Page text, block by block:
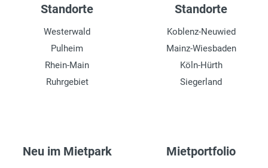
Standorte
Westerwald
Pulheim
Rhein-Main
Ruhrgebiet
Standorte
Koblenz-Neuwied
Mainz-Wiesbaden
Köln-Hürth
Siegerland
Neu im Mietpark Mietportfolio